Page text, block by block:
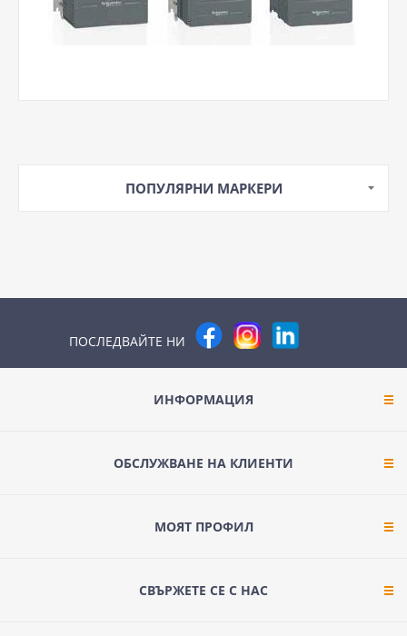
ПОПУЛЯРНИ МАРКЕРИ
ПОСЛЕДВАЙТЕ НИ
ИНФОРМАЦИЯ
ОБСЛУЖВАНЕ НА КЛИЕНТИ
МОЯТ ПРОФИЛ
СВЪРЖЕТЕ СЕ С НАС